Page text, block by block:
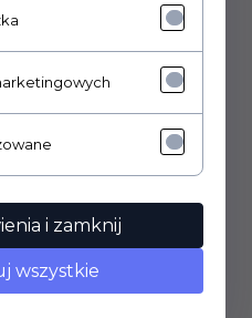
i zamknij
wszystkie